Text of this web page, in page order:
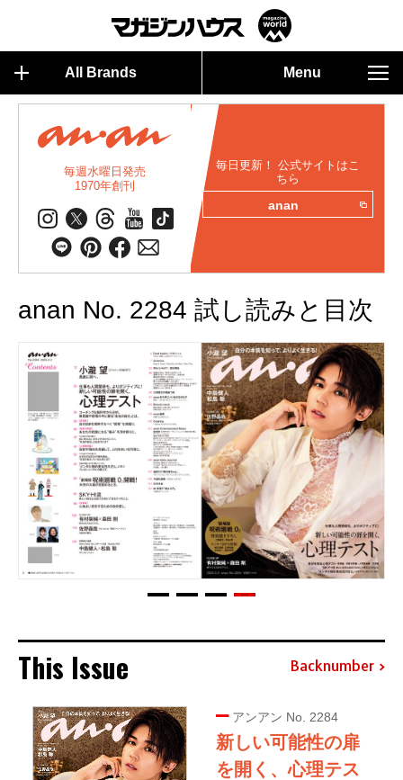
All Brands Menu
毎週水曜日発売
1970年創刊
毎日更新！ 公式サイトはこ
ちら
anan
anan No. 2284 試し読みと目次
This Issue Backnumber
アンアン No. 2284
新しい可能性の扉
を開く、心理テス